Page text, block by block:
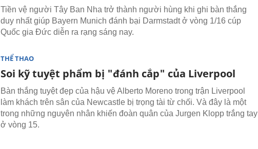
Tiền vệ người Tây Ban Nha trở thành người hùng khi ghi bàn thắng
duy nhất giúp Bayern Munich đánh bại Darmstadt ở vòng 1/16 cúp
Quốc gia Đức diễn ra rạng sáng nay.
THỂ THAO
Soi kỹ tuyệt phẩm bị "đánh cắp" của Liverpool
Bàn thắng tuyệt đẹp của hậu vệ Alberto Moreno trong trận Liverpool
làm khách trên sân của Newcastle bị trọng tài từ chối. Và đây là một
trong những nguyên nhân khiến đoàn quân của Jurgen Klopp trắng tay
ở vòng 15.